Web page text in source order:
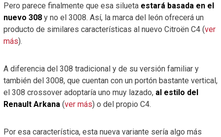
Pero parece finalmente que esa silueta estará basada en el
nuevo 308y no el 3008. Así, la marca del león ofrecerá un
producto de similares características al nuevo Citroën C4 (ver
más).
A diferencia del 308 tradicional y de su versión familiar y
también del 3008, que cuentan con un portón bastante vertical,
el 308 crossover adoptaría uno muy lazado, al estilo del
Renault Arkana (ver más) o del propio C4.
Por esa característica, esta nueva variante sería algo más